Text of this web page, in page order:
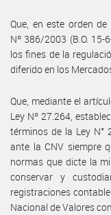
Que, en este orden
Nº 386/2003 (B.O.
los fines de la
diferido en los
Que, mediante el
Ley Nº 27.264,
términos de la Ley N°
ante la CNV siempre
normas que dicte la
conservar y
registraciones
Nacional de Valores